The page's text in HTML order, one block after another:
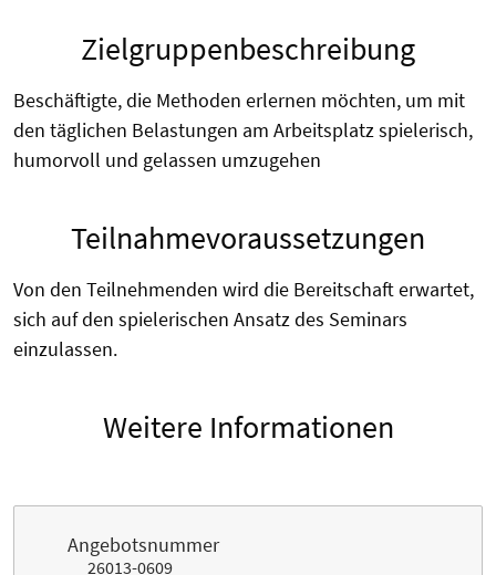
Zielgruppenbeschreibung
Beschäftigte, die Methoden erlernen möchten, um mit
den täglichen Belastungen am Arbeitsplatz spielerisch,
humorvoll und gelassen umzugehen
Teilnahmevoraussetzungen
Von den Teilnehmenden wird die Bereitschaft erwartet,
sich auf den spielerischen Ansatz des Seminars
einzulassen.
Weitere Informationen
Angebotsnummer
26013-0609